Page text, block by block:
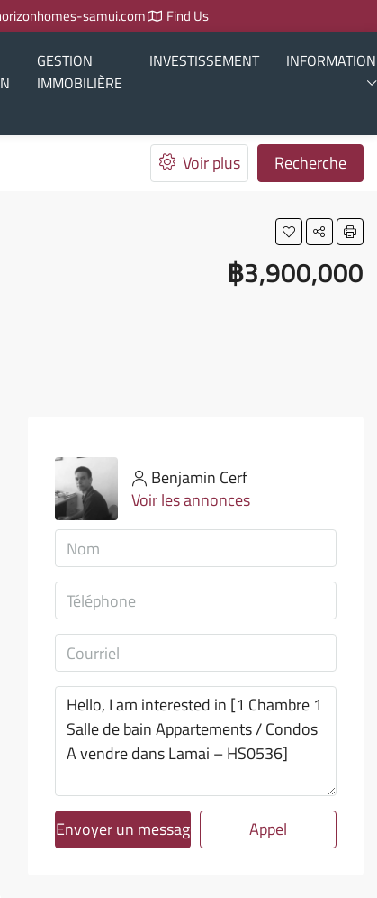
samui.com Find Us
GESTION
IMMOBILIÈRE
INVESTISSEMENT INFORMATION
Voir plus Recherche
฿3,900,000
Benjamin Cerf
Voir les annonces
Envoyer un message Appel